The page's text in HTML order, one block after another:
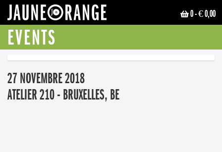
0- € 0,00
EVENTS
27 NOVEMBRE 2018
ATELIER 210 - BRUXELLES, BE